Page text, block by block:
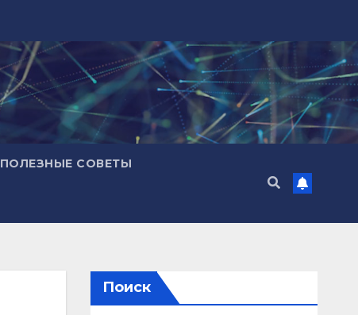
ПОЛЕЗНЫЕ СОВЕТЫ
Поиск